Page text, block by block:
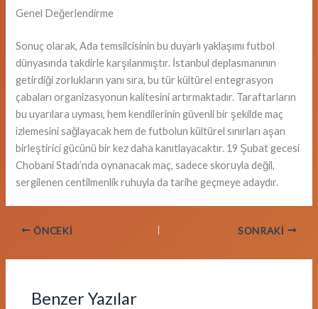
Genel Değerlendirme
Sonuç olarak, Ada temsilcisinin bu duyarlı yaklaşımı futbol
dünyasında takdirle karşılanmıştır. İstanbul deplasmanının
getirdiği zorlukların yanı sıra, bu tür kültürel entegrasyon
çabaları organizasyonun kalitesini artırmaktadır. Taraftarların
bu uyarılara uyması, hem kendilerinin güvenli bir şekilde maç
izlemesini sağlayacak hem de futbolun kültürel sınırları aşan
birleştirici gücünü bir kez daha kanıtlayacaktır. 19 Şubat gecesi
Chobani Stadı’nda oynanacak maç, sadece skoruyla değil,
sergilenen centilmenlik ruhuyla da tarihe geçmeye adaydır.
ÖNCEKI SONRAKI
Benzer Yazılar